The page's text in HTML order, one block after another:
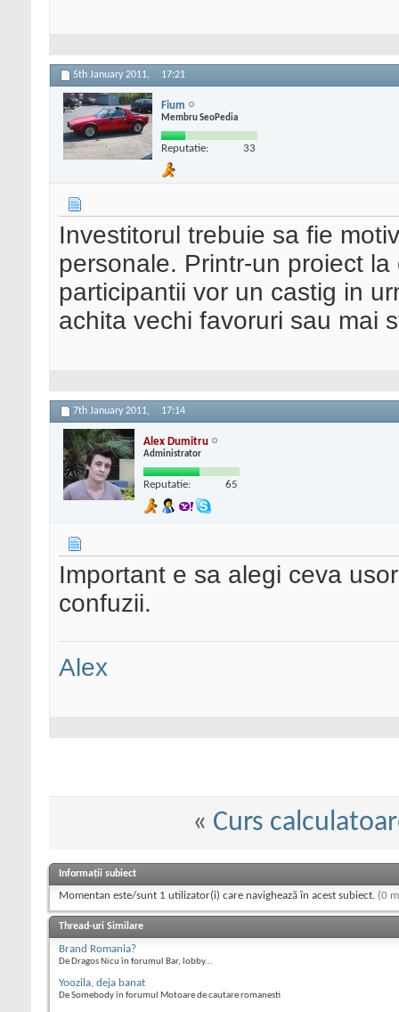
5th January 2011, 17:21
Fium
Membru SeoPedia
Reputatie: 33
Investitorul trebuie sa fie
personale. Printr-un proiect
participantii vor un castig in
achita vechi favoruri sau mai
7th January 2011, 17:14
Alex Dumitru
Administrator
Reputatie: 65
Important e sa alegi ceva
confuzii.
Alex
« Curs
Informații subiect
Momentan este/sunt 1 utilizator(i) care navighează în acest subiect. (0
Thread-uri Similare
Brand Romania?
De Dragos Nicu în forumul Bar, lobby...
Yoozila, deja banat
De Somebody în forumul Motoare de cautare romanesti